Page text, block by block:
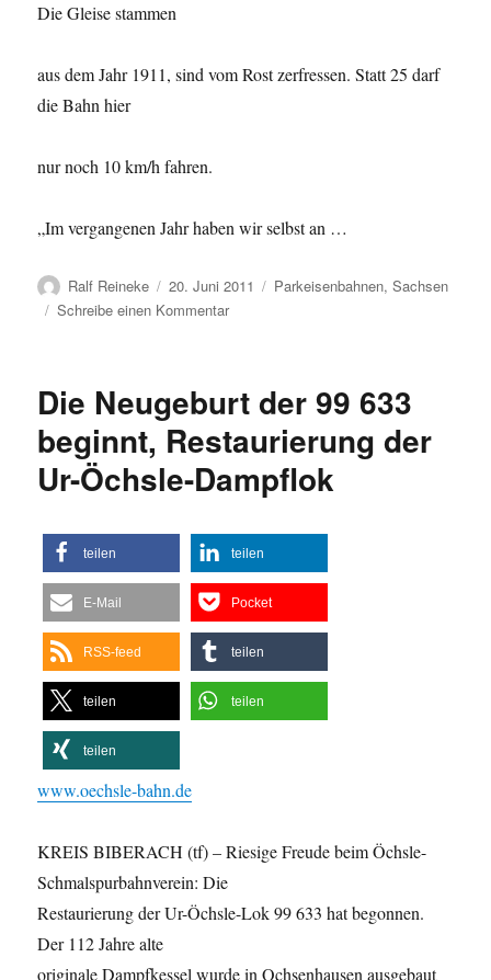
Die Gleise stammen
aus dem Jahr 1911, sind vom Rost zerfressen. Statt 25 darf
die Bahn hier
nur noch 10 km/h fahren.
„Im vergangenen Jahr haben wir selbst an …
Autor
Ralf Reineke
Veröffentlicht
am
20. Juni 2011 Kategorien
Parkeisenbahnen,Sachsen
Schreibe einen Kommentarzu
bei
Parkeisenbahn
die
Räder
für
immer
still?,
aus
Bild.de
Die Neugeburt der 99 633
beginnt, Restaurierung der
Ur-Öchsle-Dampflok
teilen teilen
E-Mail Pocket
RSS-feed teilen
teilen teilen
teilen
www.oechsle-bahn.de
KREIS BIBERACH (tf) – Riesige Freude beim Öchsle-
Schmalspurbahnverein: Die
Restaurierung der Ur-Öchsle-Lok 99 633 hat begonnen.
Der 112 Jahre alte
originale Dampfkessel wurde in Ochsenhausen ausgebaut